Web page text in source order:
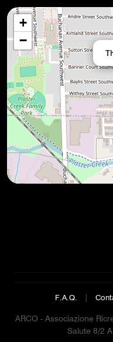
+
−
F.A.Q. |
ARCO - Associazione
Salute 8/2